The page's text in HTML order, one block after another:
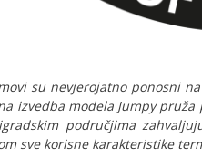
su nevjerojatno ponosni
izvedba modela Jumpy
područjima
sve korisne karakteristike